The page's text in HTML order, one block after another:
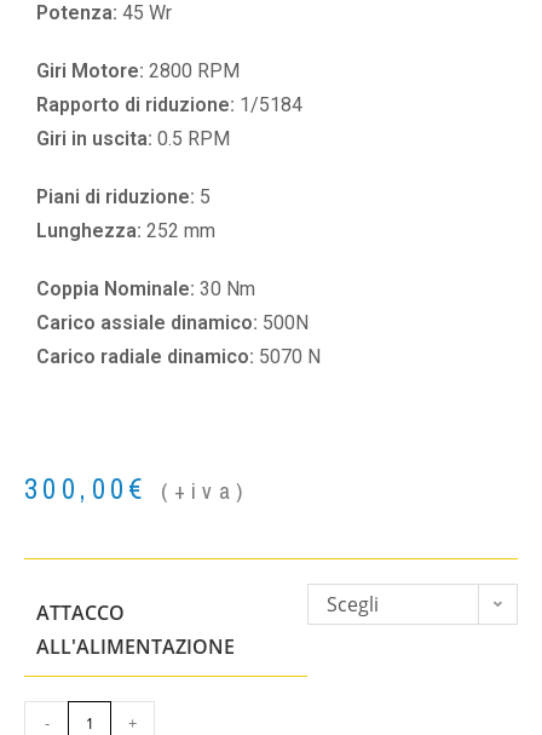
Potenza: 45 Wr
Giri Motore: 2800 RPM
Rapporto di riduzione: 1/5184
Giri in uscita: 0.5 RPM
Piani di riduzione: 5
Lunghezza: 252 mm
Coppia Nominale: 30 Nm
Carico assiale dinamico: 500N
Carico radiale dinamico: 5070 N
300,00€ (+iva)
ATTACCO
ALL'ALIMENTAZIONE
Scegli
- +